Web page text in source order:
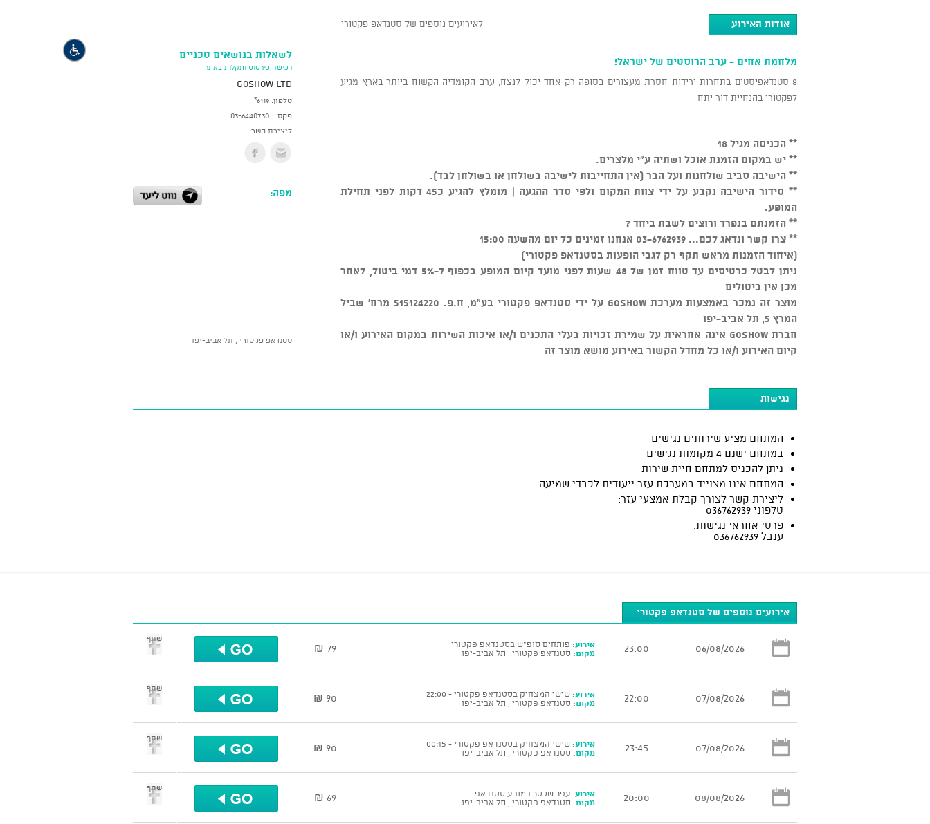
אודות האירוע לאירועים נוספים של סטנדאפ פקטורי
מלחמת אחים - ערב הרוסטים של ישראל!
8 סטנדאפיסטים בתחרות ירידות חסרת מעצורים בסופה רק אחד יכול לנצח, ערב הקומדיה הקשוח ביותר בארץ מגיע
לפקטורי בהנחיית דור יתח
** הכניסה מגיל 18
** יש במקום הזמנת אוכל ושתיה ע"י מלצרים.
** הישיבה סביב שולחנות ועל הבר (אין התחייבות לישיבה בשולחן או בשולחן לבד).
** סידור הישיבה נקבע על ידי צוות המקום ולפי סדר ההגעה | מומלץ להגיע כ45 דקות לפני תחילת
המופע.
** הזמנתם בנפרד ורוצים לשבת ביחד ?
** צרו קשר ונדאג לכם... 03-6762939 אנחנו זמינים כל יום מהשעה 15:00
(איחוד הזמנות מראש תקף רק לגבי הופעות בסטנדאפ פקטורי)
ניתן לבטל כרטיסים עד טווח זמן של 48 שעות לפני מועד קיום המופע בכפוף ל-5% דמי ביטול, לאחר
מכן אין ביטולים
מוצר זה נמכר באמצעות מערכת GOSHOW על ידי סטנדאפ פקטורי בע"מ, ח.פ. 515124220 מרח' שביל
המרץ 5, תל אביב-יפו
חברת GOSHOW אינה אחראית על שמירת זכויות בעלי התכנים ו/או איכות השירות במקום האירוע ו/או
קיום האירוע ו/או כל מחדל הקשור באירוע מושא מוצר זה
לשאלות בנושאים טכניים
רכישה,כירטוס ותקלות באתר
GoShow LTD
טלפון: *6119
פקס:
03-6440730
ליצירת קשר:
מפה:
סטנדאפ פקטורי , תל אביב-יפו
נגישות
המתחם מציע שירותים נגישים
במתחם ישנם 4 מקומות נגישים
ניתן להכניס למתחם חיית שירות
המתחם אינו מצוייד במערכת עזר ייעודית לכבדי שמיעה
ליצירת קשר לצורך קבלת אמצעי עזר:
טלפוני 036762939
פרטי אחראי נגישות:
ענבל 036762939
אירועים נוספים של סטנדאפ פקטורי
06/08/2026
23:00 אירוע: פותחים סופ"ש בסטנדאפ פקטורי
מקום: סטנדאפ פקטורי , תל אביב-יפו 79 ₪
שתף
07/08/2026
22:00 אירוע: שישי המצחיק בסטנדאפ פקטורי - 22:00
מקום: סטנדאפ פקטורי , תל אביב-יפו 90 ₪
שתף
07/08/2026
23:45 אירוע: שישי המצחיק בסטנדאפ פקטורי - 00:15
מקום: סטנדאפ פקטורי , תל אביב-יפו 90 ₪
שתף
08/08/2026
20:00 אירוע: עפר שכטר במופע סטנדאפ
מקום: סטנדאפ פקטורי , תל אביב-יפו 69 ₪
שתף